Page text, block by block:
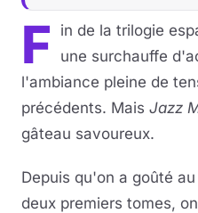
F
in de la trilogie
une surchauffe
l'ambiance pleine de
précédents. Mais Jazz
gâteau savoureux.
Depuis qu'on a goûté
deux premiers tomes,